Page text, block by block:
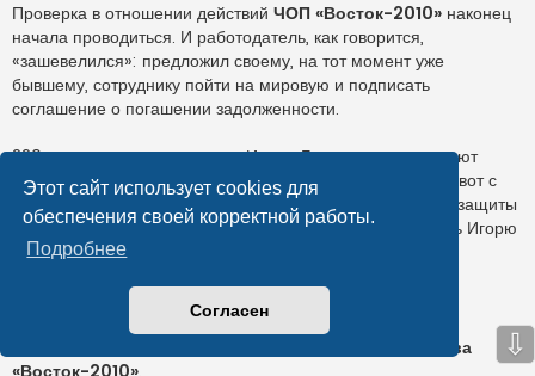
Этот сайт использует cookies для
обеспечения своей корректной работы.
Подробнее
Согласен
Проверка в отношении действий ЧОП «Восток-2010» наконец
начала проводиться. И работодатель, как говорится,
«зашевелился»: предложил своему, на тот момент уже
бывшему, сотруднику пойти на мировую и подписать
соглашение о погашении задолженности.
220 тысяч долга по зарплате Игорю Бондару выплачивают
частично: первую часть работодатель выдал вовремя, а вот с
выдачей второй части долга опять затягивает. В Центре защиты
прав граждан «Справедливая Россия» намерены помочь Игорю
Бондару подать на
К слову, сейчас в суде находятся еще два дела по
охранного агентства
«Восток-2010»
⇩